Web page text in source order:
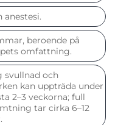
anestesi.
beroende på
omfattning.
svullnad och
kan uppträda under
2–3 veckorna; full
tar cirka 6–12